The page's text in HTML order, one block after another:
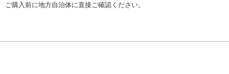
ご購入前に地方自治体に直接ご確認ください。